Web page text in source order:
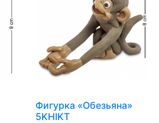
Фигурка «Обезьяна»
5KHIKT